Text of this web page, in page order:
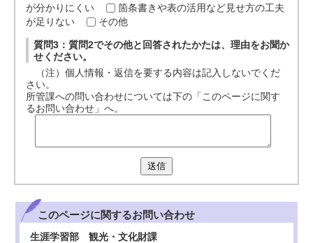
が分かりにくい
箇条書きや表の活用など見せ方の工夫
が足りない
その他
質問3：質問2でその他と回答されたかたは、理由をお聞か
せください。
（注）個人情報・返信を要する内容は記入しないでくだ
さい。
所管課への問い合わせについては下の「このページに関す
るお問い合わせ」へ。
送信
このページに関するお問い合わせ
生涯学習部 観光・文化財課